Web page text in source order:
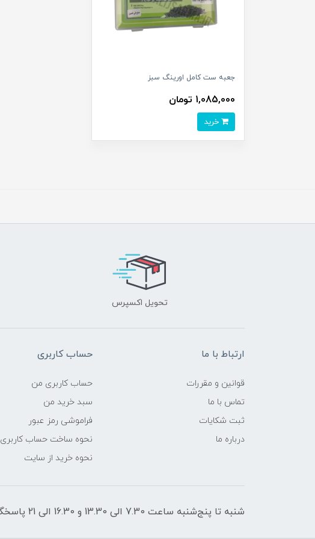
جعبه ست کامل اورینگ سبز
1,085,000 تومان
تحویل اکسپرس
ارتباط با ما
قوانین و مقررات
تماس با ما
ثبت شکایات
درباره ما
حساب کاربری
حساب کاربری من
سبد خرید من
فراموشی رمز عبور
نحوه ساخت حساب کاربری
نحوه خرید از سایت
شنبه تا پنج‌شنبه ساعت 7.30 الی 13.30 و 16.30 الی 21 پاسخگوی شما هستیم